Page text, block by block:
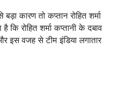
कारण तो कप्तान रोहित शर्मा
रोहित शर्मा कप्तानी के दबाव
इस वजह से टीम इंडिया लगातार